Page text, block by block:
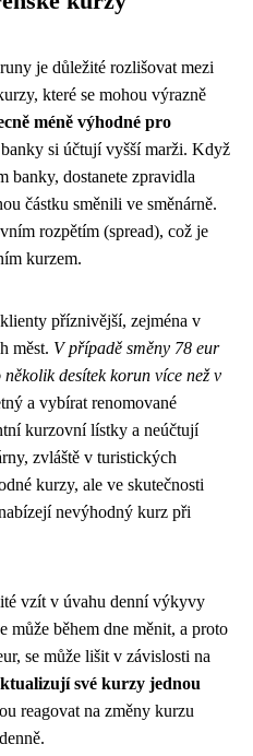
je důležité rozlišovat mezi
které se mohou výrazně
méně výhodné pro
si účtují vyšší marži. Když
banky, dostanete zpravidla
částku směnili ve směnárně.
rozpětím (spread), což je
kurzem.
příznivější, zejména v
měst. V případě směny 78 eur
několik desítek korun více než v
a vybírat renomované
kurzovní lístky a neúčtují
zvláště v turistických
kurzy, ale ve skutečnosti
nevýhodný kurz při
vzít v úvahu denní výkyvy
může během dne měnit, a proto
se může lišit v závislosti na
své kurzy jednou
reagovat na změny kurzu